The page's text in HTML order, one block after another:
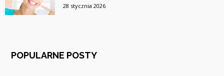
28 stycznia 2026
POPULARNE POSTY